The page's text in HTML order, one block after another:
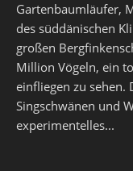
Gartenbaumläufer,
des süddänischen
großen
Million Vögeln, ein
einfliegen zu sehen.
Singschwänen und
experimentelles...